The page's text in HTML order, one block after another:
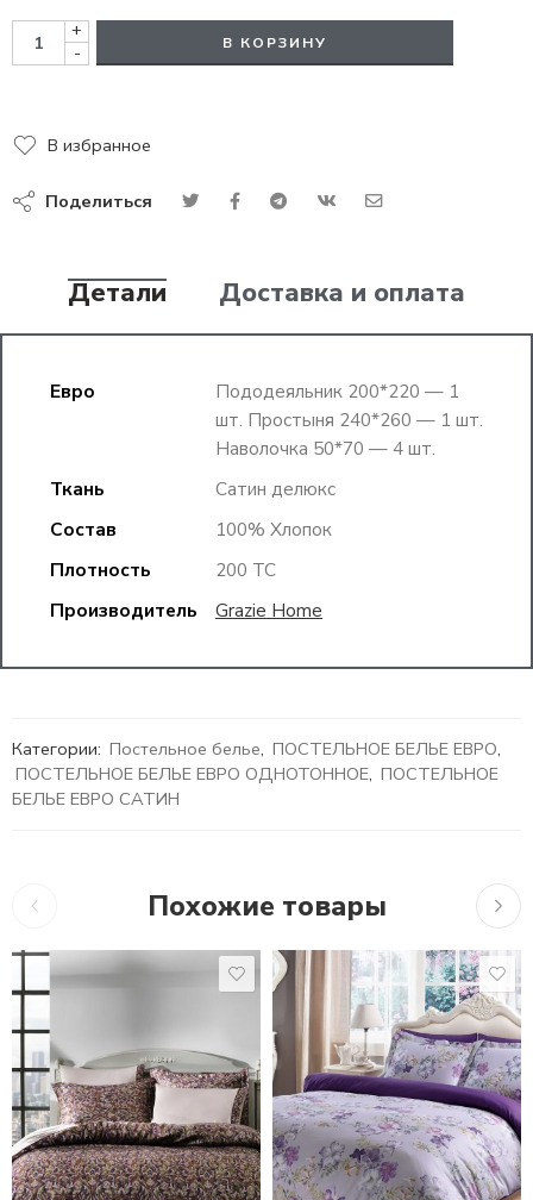
+
-
В КОРЗИНУ
В избранное
Поделиться
Детали Доставка и оплата
Евро
Пододеяльник 200*220 — 1
шт. Простыня 240*260 — 1 шт.
Наволочка 50*70 — 4 шт.
Ткань
Сатин делюкс
Состав
100% Хлопок
Плотность
200 ТС
Производитель
Grazie Home
Категории: Постельное белье, ПОСТЕЛЬНОЕ БЕЛЬЕ ЕВРО,
ПОСТЕЛЬНОЕ БЕЛЬЕ ЕВРО ОДНОТОННОЕ, ПОСТЕЛЬНОЕ
БЕЛЬЕ ЕВРО САТИН
Похожие товары
16,279₽
10,755₽–17,716₽
1,5 СПАЛЬНЫЙ
ЕВРО